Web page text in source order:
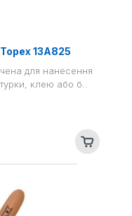
13A825
для нанесення
клею або б..